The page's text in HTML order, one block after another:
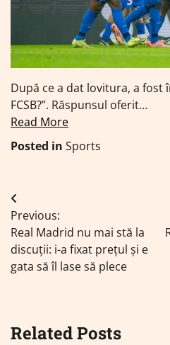
După ce a dat lovitura, a fost
FCSB?”. Răspunsul oferit…
Read More
Posted in Sports
Navigare
în
articole
Previous:
Real Madrid nu mai stă la
discuții: i-a fixat prețul și e
gata să îl lase să plece
Related Posts